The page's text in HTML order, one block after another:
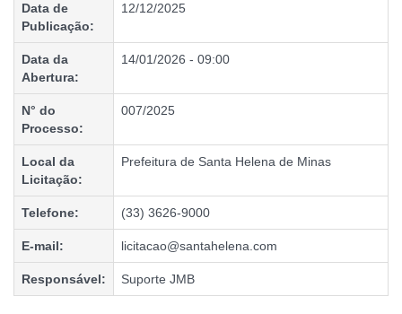
Data de
Publicação:
12/12/2025
Data da
Abertura:
14/01/2026 - 09:00
N° do
Processo:
007/2025
Local da
Licitação:
Prefeitura de Santa Helena de Minas
Telefone: (33) 3626-9000
E-mail: licitacao@santahelena.com
Responsável: Suporte JMB